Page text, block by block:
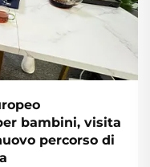
bambini, visita
percorso di